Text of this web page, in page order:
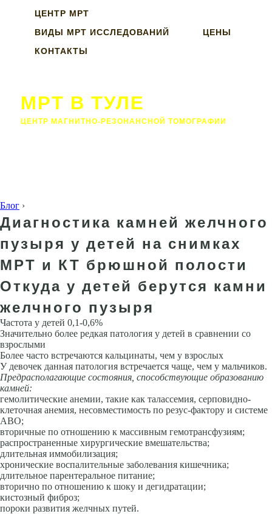
ЦЕНТР МРТ
ВИДЫ МРТ ИССЛЕДОВАНИЙ
ЦЕНЫ
КОНТАКТЫ
МРТ В ТУЛЕ
ЦЕНТР МАГНИТНО-РЕЗОНАНСНОЙ ТОМОГРАФИИ
Блог ›
Диагностика камней желчного
пузыря у детей на снимках
МРТ и КТ брюшной полости
Откуда у детей берутся камни
желчного пузыря
Частота у детей 0,1-0,6%
Значительно более редкая патология у детей в сравнении со
взрослыми
Более часто встречаются кальцинаты, чем у взрослых
У девочек данная патология встречается чаще, чем у маль­чиков.
Предрасполагающие состояния, способствующие образованию
камней:
гемолитические анемии, такие как талассемия, серповидно-
клеточная анемия, несовместимость по резус-фактору и системе
АВО;
вторичные по отношению к массивным гемотрансфузиям;
распространенные хирургические вмешательства;
длительная иммобилизация;
хронические воспалительные заболевания кишечника;
длительное парентеральное питание;
вторично по отношению к шоку и дегидратации;
кистозный фиброз;
пороки развития желчных путей.